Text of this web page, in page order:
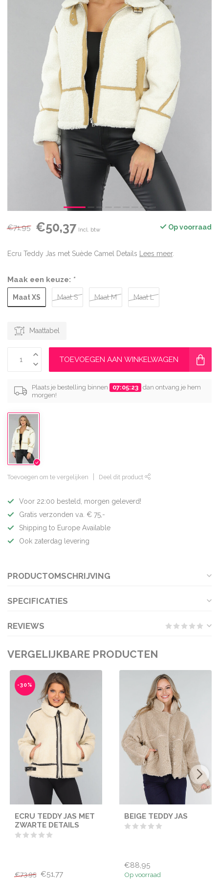
€71,95 €50,37 Incl. btw Op voorraad
Ecru Teddy Jas met Suède Camel Details Lees meer.
Maak een keuze: *
Maat XS Maat S Maat M Maat L
Maattabel
TOEVOEGEN AAN WINKELWAGEN
Plaats je bestelling binnen 07:05:22 dan ontvang je hem
morgen!
Toevoegen om te vergelijken Deel dit product
Voor 22:00 besteld, morgen geleverd!
Gratis verzonden v.a. € 75,-
Shipping to Europe Available
Ook zaterdag levering
PRODUCTOMSCHRIJVING
SPECIFICATIES
REVIEWS
VERGELIJKBARE PRODUCTEN
-30%
ECRU TEDDY JAS MET
ZWARTE DETAILS
€73,95 €51,77
BEIGE TEDDY JAS
€88,95
Op voorraad